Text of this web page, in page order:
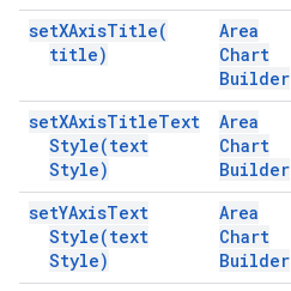
setXAxisTitle(
title)
Area
Chart
Builder
setXAxisTitleText
Style(text
Style)
Area
Chart
Builder
setYAxisText
Style(text
Style)
Area
Chart
Builder